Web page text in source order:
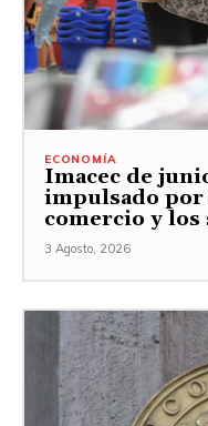
ECONOMÍA
Imacec de
impulsado
comercio y los
3 Agosto, 2026